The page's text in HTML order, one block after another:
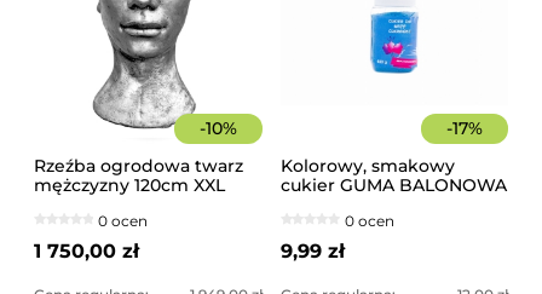
-10%
Rzeźba ogrodowa twarz
mężczyzny 120cm XXL
imponująca dekoracja
ogrodowa
0 ocen
1 750,00 zł
-17%
Kolorowy, smakowy
cukier GUMA BALONOWA
0 ocen
9,99 zł